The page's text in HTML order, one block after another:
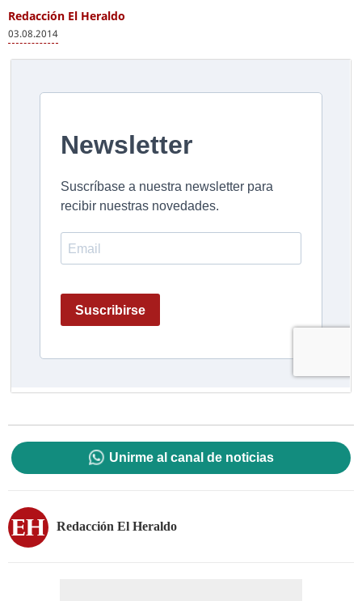
Redacción El Heraldo
03.08.2014
Unirme al canal de noticias
Redacción El Heraldo